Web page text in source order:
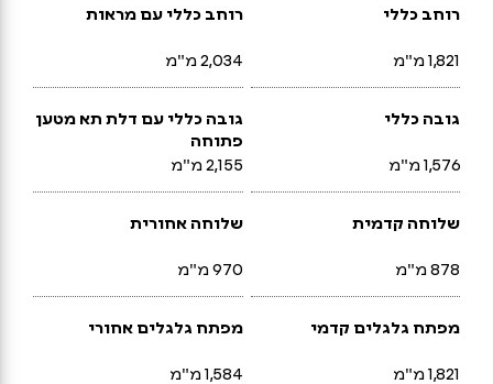
רוחב כללי
1,821 מ"מ
רוחב כללי עם מראות
2,034 מ"מ
גובה כללי
1,576 מ"מ
גובה כללי עם דלת תא מטען
פתוחה
2,155 מ"מ
שלוחה קדמית
878 מ"מ
שלוחה אחורית
970 מ"מ
מפתח גלגלים קדמי
1,821 מ"מ
מפתח גלגלים אחורי
1,584 מ"מ